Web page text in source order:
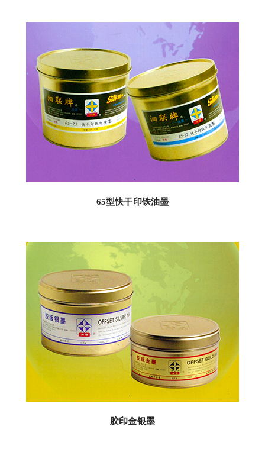
65型快干印铁油墨
胶印金银墨